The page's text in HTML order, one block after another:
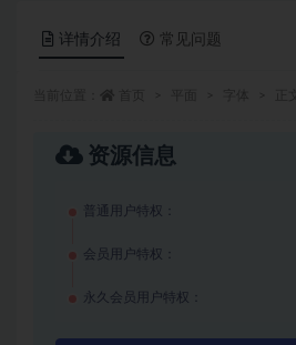
详情介绍 常见问题
资源信息
普通用户特权：
会员用户特权：
永久会员用户特权：